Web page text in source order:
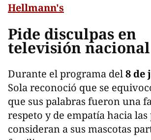
Hellmann's
Pide disculpas en
televisión nacional
Durante el programa del8 de
Sola reconoció que se
que sus palabras fueron una
respeto y de empatía hacia las
consideran a sus mascotas